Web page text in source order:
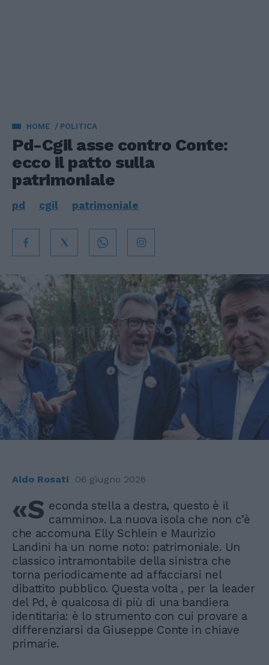
HOME POLITICA
Pd-Cgil asse contro Conte:
ecco il patto sulla
patrimoniale
pd cgil patrimoniale
Aldo Rosati 06 giugno 2026
«S econda stella a destra, questo è il
cammino». La nuova isola che non c’è
che accomuna Elly Schlein e Maurizio
Landini ha un nome noto: patrimoniale. Un
classico intramontabile della sinistra che
torna periodicamente ad affacciarsi nel
dibattito pubblico. Questa volta , per la leader
del Pd, è qualcosa di più di una bandiera
identitaria: è lo strumento con cui provare a
differenziarsi da Giuseppe Conte in chiave
primarie.